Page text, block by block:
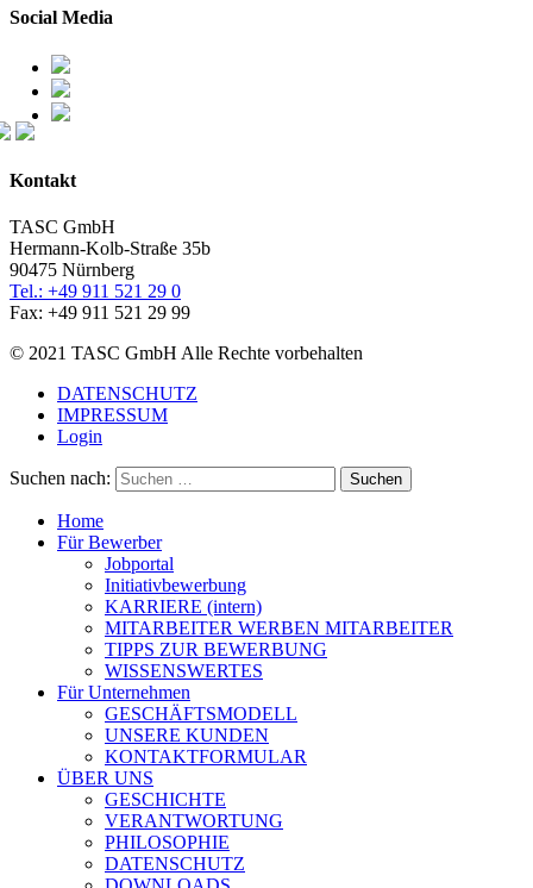
Social Media
Kontakt
TASC GmbH
Hermann-Kolb-Straße 35b
90475 Nürnberg
Tel.: +49 911 521 29 0
Fax: +49 911 521 29 99
© 2021 TASC GmbH Alle Rechte vorbehalten
DATENSCHUTZ
IMPRESSUM
Login
Suchen nach:
Home
Für Bewerber
Jobportal
Initiativbewerbung
KARRIERE (intern)
MITARBEITER WERBEN MITARBEITER
TIPPS ZUR BEWERBUNG
WISSENSWERTES
Für Unternehmen
GESCHÄFTSMODELL
UNSERE KUNDEN
KONTAKTFORMULAR
ÜBER UNS
GESCHICHTE
VERANTWORTUNG
PHILOSOPHIE
DATENSCHUTZ